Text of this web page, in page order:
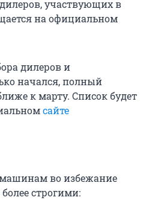
участвующих в
на официальном
дилеров и
начался, полный
к марту. Список будет
сайте
во избежание
строгими: